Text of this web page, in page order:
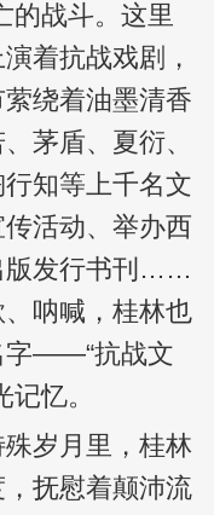
的战斗。这里
着抗战戏剧，
绕着油墨清香
茅盾、夏衍、
知等上千名文
活动、举办西
版发行书刊……
呐喊，桂林也
字——“抗战文
忆。
岁月里，桂林
抚慰着颠沛流